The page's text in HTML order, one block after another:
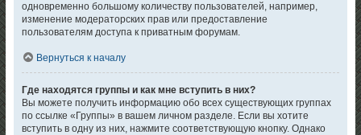
одновременно большому количеству пользователей, например,
изменение модераторских прав или предоставление
пользователям доступа к приватным форумам.
Вернуться к началу
Где находятся группы и как мне вступить в них?
Вы можете получить информацию обо всех существующих группах
по ссылке «Группы» в вашем личном разделе. Если вы хотите
вступить в одну из них, нажмите соответствующую кнопку. Однако